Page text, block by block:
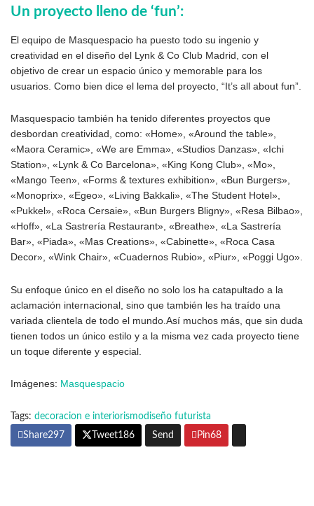
Un proyecto lleno de ‘fun’:
El equipo de Masquespacio ha puesto todo su ingenio y
creatividad en el diseño del Lynk & Co Club Madrid, con el
objetivo de crear un espacio único y memorable para los
usuarios. Como bien dice el lema del proyecto, “It’s all about fun”.
Masquespacio también ha tenido diferentes proyectos que
desbordan creatividad, como: «Home», «Around the table»,
«Maora Ceramic», «We are Emma», «Studios Danzas», «Ichi
Station», «Lynk & Co Barcelona», «King Kong Club», «Mo»,
«Mango Teen», «Forms & textures exhibition», «Bun Burgers»,
«Monoprix», «Egeo», «Living Bakkali», «The Student Hotel»,
«Pukkel», «Roca Cersaie», «Bun Burgers Bligny», «Resa Bilbao»,
«Hoff», «La Sastrería Restaurant», «Breathe», «La Sastrería
Bar», «Piada», «Mas Creations», «Cabinette», «Roca Casa
Decor», «Wink Chair», «Cuadernos Rubio», «Piur», «Poggi Ugo».
Su enfoque único en el diseño no solo los ha catapultado a la
aclamación internacional, sino que también les ha traído una
variada clientela de todo el mundo.Así muchos más, que sin duda
tienen todos un único estilo y a la misma vez cada proyecto tiene
un toque diferente y especial.
Imágenes: Masquespacio
Tags: decoracion e interiorismodiseño futurista
Share297 Tweet186 Send Pin68